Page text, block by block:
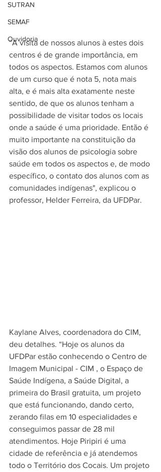
SUTRAN
SEMAF
Ouvidoria
“A visita de nossos alunos à estes dois
centros é de grande importância, em
todos os aspectos. Estamos com alunos
de um curso que é nota 5, nota mais
alta, e é mais alta exatamente neste
sentido, de que os alunos tenham a
possibilidade de visitar todos os locais
onde a saúde é uma prioridade. Então é
muito importante na constituição da
visão dos alunos de psicologia sobre
saúde em todos os aspectos e, de modo
específico, o contato dos alunos com as
comunidades indígenas", explicou o
professor, Helder Ferreira, da UFDPar.
Kaylane Alves, coordenadora do CIM,
deu detalhes. “Hoje os alunos da
UFDPar estão conhecendo o Centro de
Imagem Municipal - CIM , o Espaço de
Saúde Indígena, a Saúde Digital, a
primeira do Brasil gratuita, um projeto
que está funcionando, dando certo,
zerando filas em 10 especialidades e
conseguimos passar de 28 mil
atendimentos. Hoje Piripiri é uma
cidade de referência e já atendemos
todo o Território dos Cocais. Um projeto